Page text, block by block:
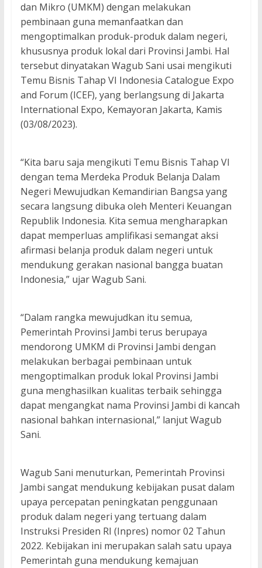
dan Mikro (UMKM) dengan melakukan
pembinaan guna memanfaatkan dan
mengoptimalkan produk-produk dalam negeri,
khususnya produk lokal dari Provinsi Jambi. Hal
tersebut dinyatakan Wagub Sani usai mengikuti
Temu Bisnis Tahap VI Indonesia Catalogue Expo
and Forum (ICEF), yang berlangsung di Jakarta
International Expo, Kemayoran Jakarta, Kamis
(03/08/2023).
“Kita baru saja mengikuti Temu Bisnis Tahap VI
dengan tema Merdeka Produk Belanja Dalam
Negeri Mewujudkan Kemandirian Bangsa yang
secara langsung dibuka oleh Menteri Keuangan
Republik Indonesia. Kita semua mengharapkan
dapat memperluas amplifikasi semangat aksi
afirmasi belanja produk dalam negeri untuk
mendukung gerakan nasional bangga buatan
Indonesia,” ujar Wagub Sani.
“Dalam rangka mewujudkan itu semua,
Pemerintah Provinsi Jambi terus berupaya
mendorong UMKM di Provinsi Jambi dengan
melakukan berbagai pembinaan untuk
mengoptimalkan produk lokal Provinsi Jambi
guna menghasilkan kualitas terbaik sehingga
dapat mengangkat nama Provinsi Jambi di kancah
nasional bahkan internasional,” lanjut Wagub
Sani.
Wagub Sani menuturkan, Pemerintah Provinsi
Jambi sangat mendukung kebijakan pusat dalam
upaya percepatan peningkatan penggunaan
produk dalam negeri yang tertuang dalam
Instruksi Presiden RI (Inpres) nomor 02 Tahun
2022. Kebijakan ini merupakan salah satu upaya
Pemerintah guna mendukung kemajuan